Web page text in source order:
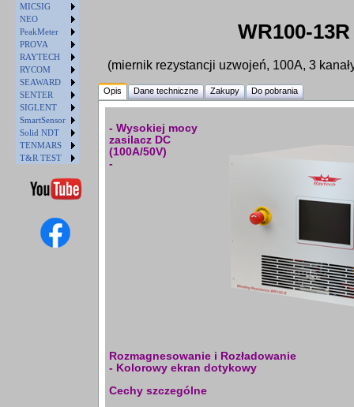
MICSIG
NEO
PeakMeter
PROVA
RAYTECH
RYCOM
SEAWARD
SENTER
SIGLENT
SmartSensor
Solid NDT
TENMARS
T&R TEST
WR100-13R
(miernik rezystancji uzwojeń, 100A, 3
Opis Dane techniczne Zakupy Do pobrania
- Wysokiej mocy
zasilacz DC
(100A/50V)
-
Rozmagnesowanie i Rozładowanie
- Kolorowy ekran dotykowy
Cechy szczególne